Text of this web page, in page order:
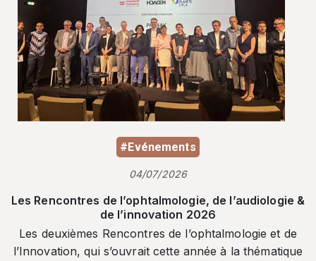
#Evénements
04/07/2026
Les Rencontres de l’ophtalmologie, de l’audiologie &
de l’innovation 2026
Les deuxièmes Rencontres de l’ophtalmologie et de
l’Innovation, qui s’ouvrait cette année à la thématique